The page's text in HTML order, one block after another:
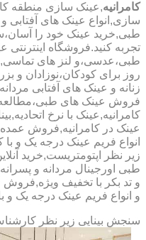
کامرانیه,عینک سازی منطقه
سازی,انواع عینک های آفتابی
طبی,خرید عینک خود را
تجربه کنید.فروشگاه اینترنتی
طبی،عدسی،و لنز های
روز برای کودکان،نوزادان و
زنانه و عینک های آفتابی
فروش عینک های طبی،مطالعه
کامرانیه,عینک با نرخ
عینک در کامرانیه,فروش
انواع فریم عینک درجه یک و
زیر نظر اپتومتریست,خرید
طبی اورجینال مردانه و
و تد بکر با تخفیف ویژه,فروش
و انواع فریم عینک درجه یک و
سنجش بینایی زیر نظر